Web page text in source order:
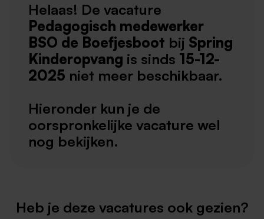
Helaas! De vacature
Pedagogisch medewerker
BSO de Boefjesboot bij Spring
Kinderopvang is sinds 15-12-
2025 niet meer beschikbaar.
Hieronder kun je de
oorspronkelijke vacature wel
nog bekijken.
Heb je deze vacatures ook gezien?